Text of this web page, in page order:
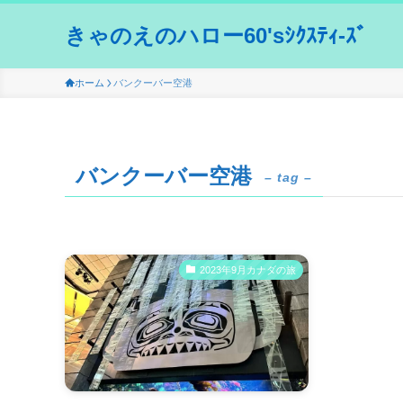
きゃのえのハロー60'sｼｸｽﾃｨ-ｽﾞ
ホーム バンクーバー空港
バンクーバー空港 – tag –
2023年9月カナダの旅